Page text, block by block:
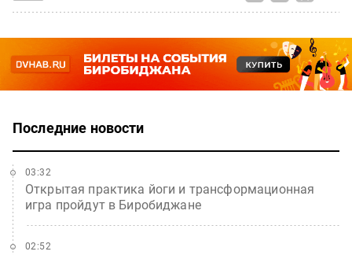
Последние новости
Открытая практика йоги и трансформационная
игра пройдут в Биробиджане
03:32
02:52